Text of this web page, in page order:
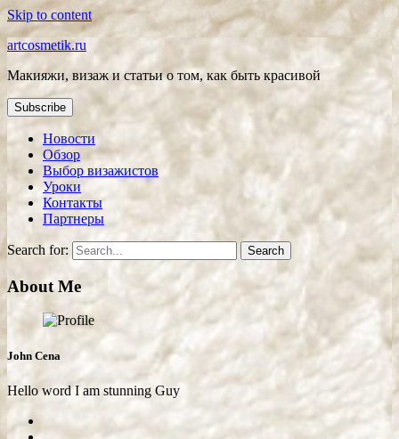
Skip to content
artcosmetik.ru
Макияжи, визаж и статьи о том, как быть красивой
Subscribe
Новости
Обзор
Выбор визажистов
Уроки
Контакты
Партнеры
Search for:
About Me
John Cena
Hello word I am stunning Guy